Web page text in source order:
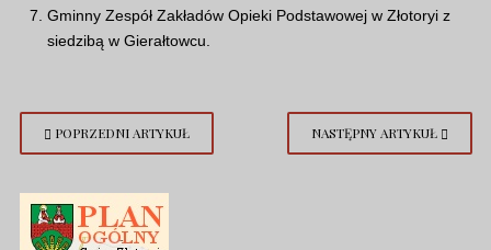
Gminny Zespół Zakładów Opieki Podstawowej w Złotoryi z
siedzibą w Gierałtowcu.
POPRZEDNI ARTYKUŁ NASTĘPNY ARTYKUŁ